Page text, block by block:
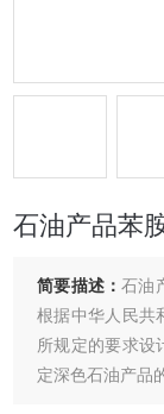
石油产品苯
简要描述：石油
根据中华人民共
所规定的要求设
定深色石油产品